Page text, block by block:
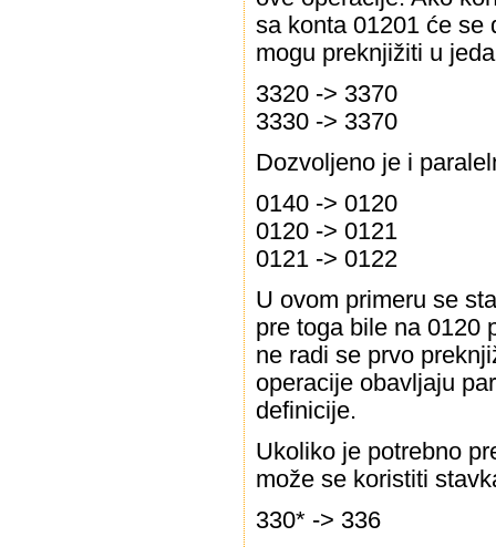
sa konta 01201 će se
mogu preknjižiti u
3320 -> 3370
3330 -> 3370
Dozvoljeno je i
0140 -> 0120
0120 -> 0121
0121 -> 0122
U ovom primeru se
pre toga bile na 0120
ne radi se prvo
operacije obavljaju
definicije.
Ukoliko je potrebno
može se koristiti
330* -> 336